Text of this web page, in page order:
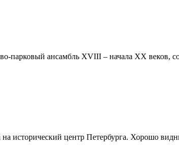
парковый ансамбль XVIII – начала XX веков,
исторический центр Петербурга. Хорошо